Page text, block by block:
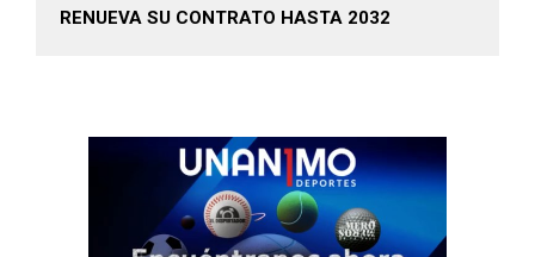
RENUEVA SU CONTRATO HASTA 2032